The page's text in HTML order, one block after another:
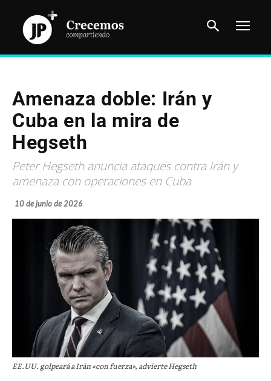
Amenaza doble: Irán y
Cuba en la mira de
Hegseth
Peter Hegseth anuncia ataques contra Irán y
amenaza con operaciones en Cuba
10 de junio de 2026
EE.UU. golpeará a Irán «con fuerza», advierte Hegseth